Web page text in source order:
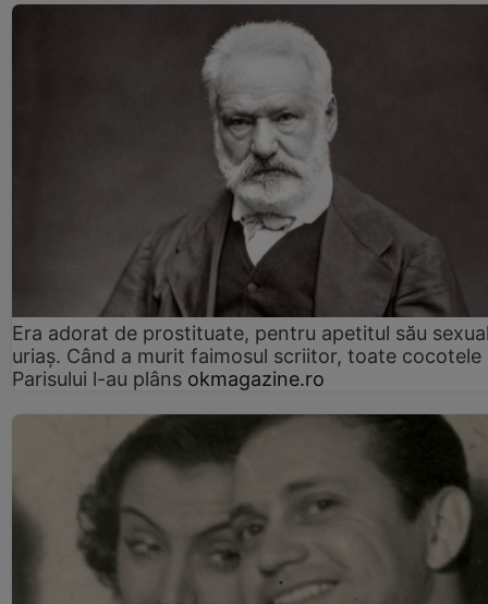
Era adorat de prostituate, pentru apetitul său
uriaș. Când a murit faimosul scriitor, toate cocotele
Parisului l-au plâns okmagazine.ro